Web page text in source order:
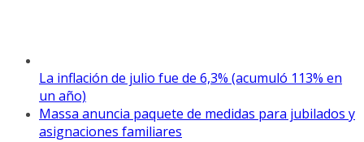
La inflación de julio fue de 6,3% (acumuló 113% en
un año)
Massa anuncia paquete de medidas para jubilados y
asignaciones familiares